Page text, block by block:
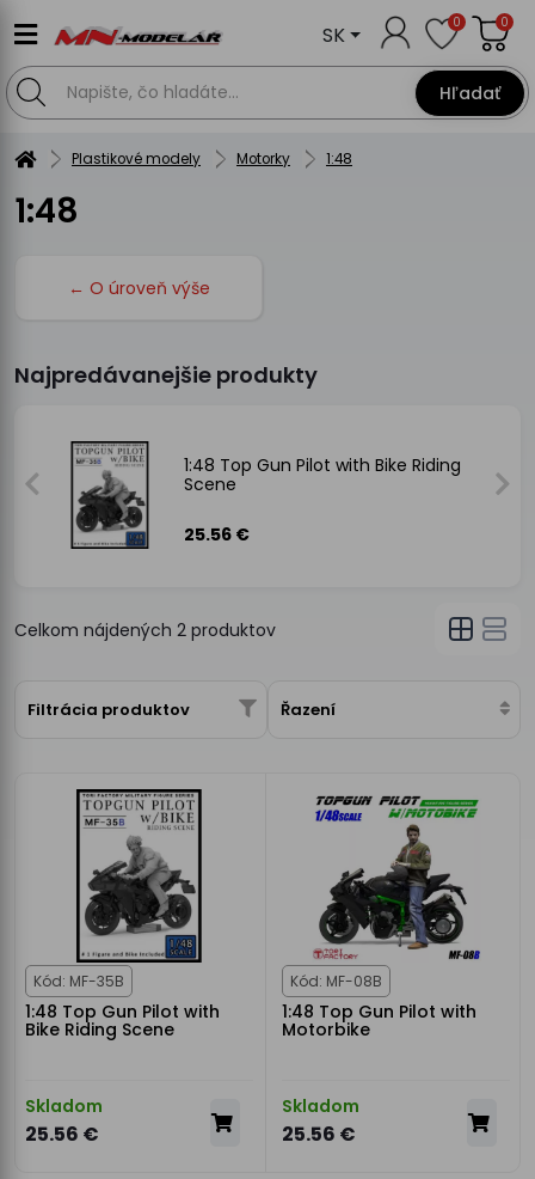
Hľadať
SK 0 0
Plastikové modely Motorky 1:48
1:48
← O úroveň výše
Najpredávanejšie produkty
1:48 Top Gun Pilot with Bike Riding
Scene
25.56 €
Celkom nájdených 2 produktov
Filtrácia produktov Řazení
Kód: MF-35B
1:48 Top Gun Pilot with
Bike Riding Scene
Skladom
25.56 €
Kód: MF-08B
1:48 Top Gun Pilot with
Motorbike
Skladom
25.56 €